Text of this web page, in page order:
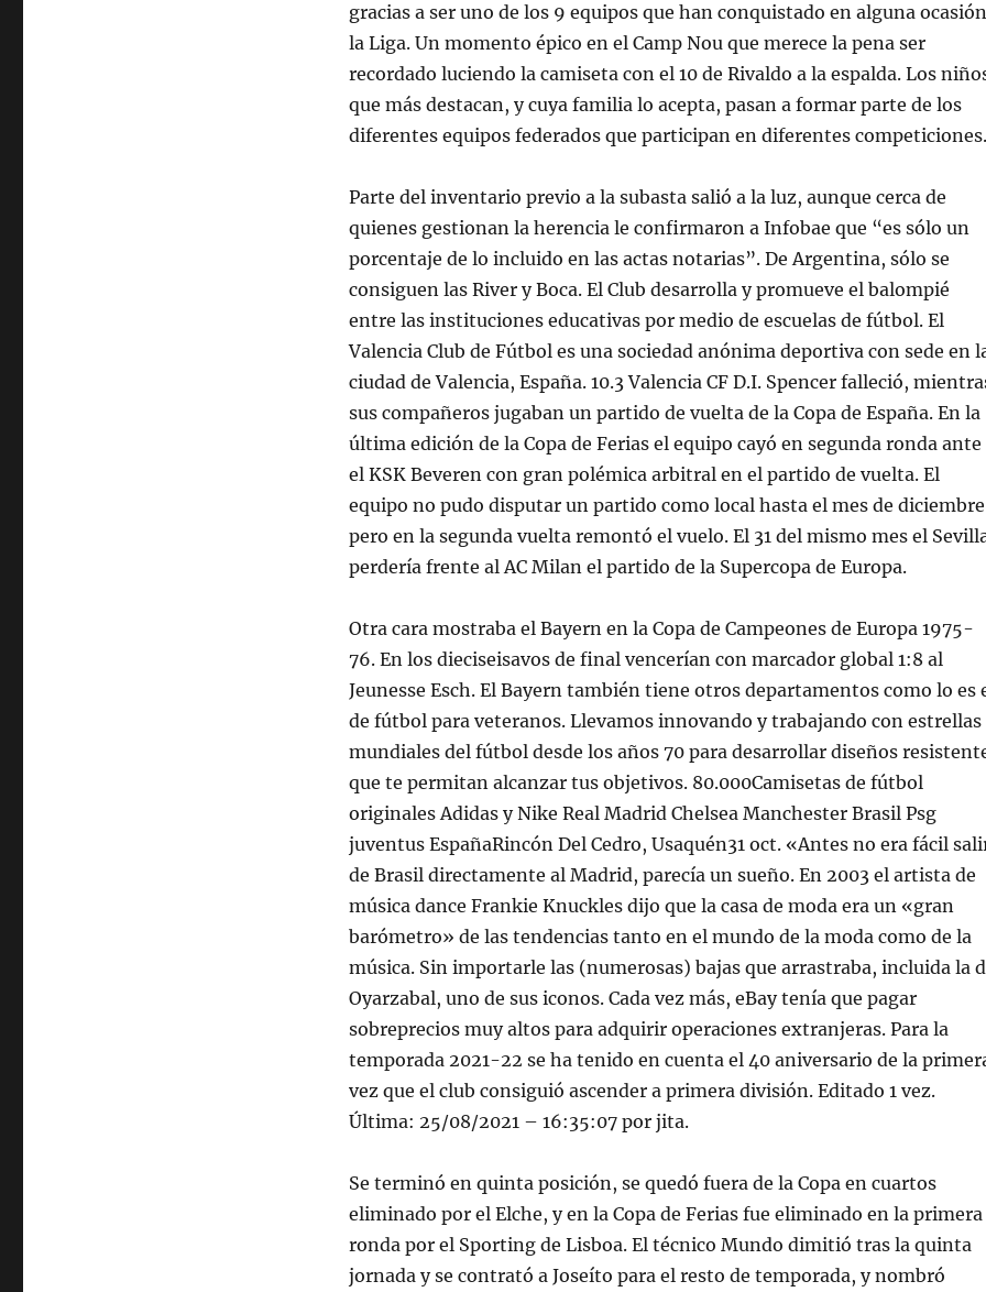
gracias a ser uno de los 9 equipos que han conquistado en alguna ocasión
la Liga. Un momento épico en el Camp Nou que merece la pena ser
recordado luciendo la camiseta con el 10 de Rivaldo a la espalda. Los
que más destacan, y cuya familia lo acepta, pasan a formar parte de los
diferentes equipos federados que participan en diferentes competiciones.
Parte del inventario previo a la subasta salió a la luz, aunque cerca de
quienes gestionan la herencia le confirmaron a Infobae que “es sólo un
porcentaje de lo incluido en las actas notarias”. De Argentina, sólo se
consiguen las River y Boca. El Club desarrolla y promueve el balompié
entre las instituciones educativas por medio de escuelas de fútbol. El
Valencia Club de Fútbol es una sociedad anónima deportiva con sede en
ciudad de Valencia, España. 10.3 Valencia CF D.I. Spencer falleció,
sus compañeros jugaban un partido de vuelta de la Copa de España. En la
última edición de la Copa de Ferias el equipo cayó en segunda ronda ante
el KSK Beveren con gran polémica arbitral en el partido de vuelta. El
equipo no pudo disputar un partido como local hasta el mes de
pero en la segunda vuelta remontó el vuelo. El 31 del mismo mes el
perdería frente al AC Milan el partido de la Supercopa de Europa.
Otra cara mostraba el Bayern en la Copa de Campeones de Europa 1975-
76. En los dieciseisavos de final vencerían con marcador global 1:8 al
Jeunesse Esch. El Bayern también tiene otros departamentos como lo es
de fútbol para veteranos. Llevamos innovando y trabajando con estrellas
mundiales del fútbol desde los años 70 para desarrollar diseños
que te permitan alcanzar tus objetivos. 80.000Camisetas de fútbol
originales Adidas y Nike Real Madrid Chelsea Manchester Brasil Psg
juventus EspañaRincón Del Cedro, Usaquén31 oct. «Antes no era fácil
de Brasil directamente al Madrid, parecía un sueño. En 2003 el artista de
música dance Frankie Knuckles dijo que la casa de moda era un «gran
barómetro» de las tendencias tanto en el mundo de la moda como de la
música. Sin importarle las (numerosas) bajas que arrastraba, incluida la
Oyarzabal, uno de sus iconos. Cada vez más, eBay tenía que pagar
sobreprecios muy altos para adquirir operaciones extranjeras. Para la
temporada 2021-22 se ha tenido en cuenta el 40 aniversario de la
vez que el club consiguió ascender a primera división. Editado 1 vez.
Última: 25/08/2021 – 16:35:07 por jita.
Se terminó en quinta posición, se quedó fuera de la Copa en cuartos
eliminado por el Elche, y en la Copa de Ferias fue eliminado en la primera
ronda por el Sporting de Lisboa. El técnico Mundo dimitió tras la quinta
jornada y se contrató a Joseíto para el resto de temporada, y nombró